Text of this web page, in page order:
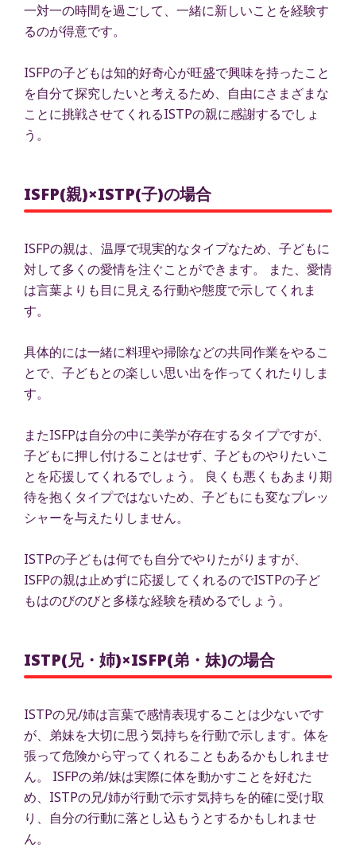
一対一の時間を過ごして、一緒に新しいことを経験す
るのが得意です。
ISFPの子どもは知的好奇心が旺盛で興味を持ったこと
を自分て探究したいと考えるため、自由にさまざまな
ことに挑戦させてくれるISTPの親に感謝するでしょ
う。
ISFP(親)×ISTP(子)の場合
ISFPの親は、温厚で現実的なタイプなため、子どもに
対して多くの愛情を注ぐことができます。 また、愛情
は言葉よりも目に見える行動や態度で示してくれま
す。
具体的には一緒に料理や掃除などの共同作業をやるこ
とで、子どもとの楽しい思い出を作ってくれたりしま
す。
またISFPは自分の中に美学が存在するタイプですが、
子どもに押し付けることはせず、子どものやりたいこ
とを応援してくれるでしょう。 良くも悪くもあまり期
待を抱くタイプではないため、子どもにも変なプレッ
シャーを与えたりしません。
ISTPの子どもは何でも自分でやりたがりますが、
ISFPの親は止めずに応援してくれるのでISTPの子ど
もはのびのびと多様な経験を積めるでしょう。
ISTP(兄・姉)×ISFP(弟・妹)の場合
ISTPの兄/姉は言葉で感情表現することは少ないです
が、弟妹を大切に思う気持ちを行動で示します。体を
張って危険から守ってくれることもあるかもしれませ
ん。 ISFPの弟/妹は実際に体を動かすことを好むた
め、ISTPの兄/姉が行動で示す気持ちを的確に受け取
り、自分の行動に落とし込もうとするかもしれませ
ん。